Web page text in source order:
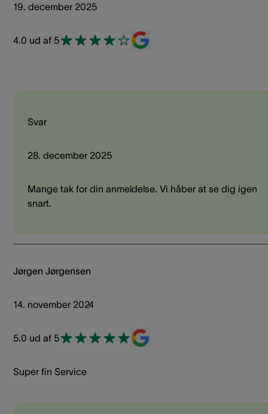
19. december 2025
4.0 ud af 5
Svar
28. december 2025
Mange tak for din anmeldelse. Vi håber at se dig igen
snart.
Jørgen Jørgensen
14. november 2024
5.0 ud af 5
Super fin Service